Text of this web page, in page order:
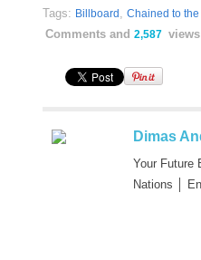
Tags: Billboard , Chained to
Comments and 2,587 views
Dimas
Your Future
Nations │